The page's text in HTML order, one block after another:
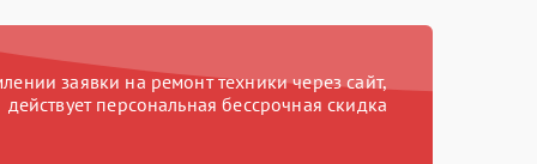
заявки на ремонт техники через сайт,
действует персональная бессрочная скидка